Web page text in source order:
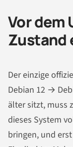
Vor dem
Zustand
Der einzige
Debian 12 →
älter sitzt, muss
dieses System
bringen, und